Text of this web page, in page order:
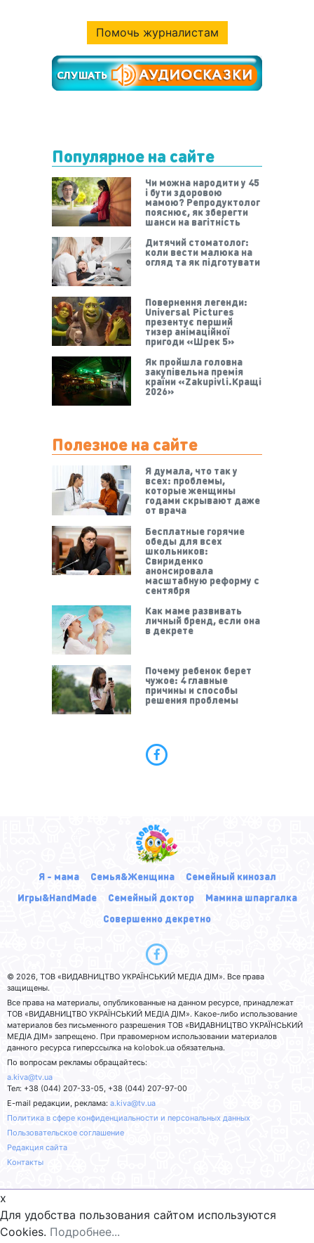
Помочь журналистам
Популярное на сайте
Чи можна народити у 45
і бути здоровою
мамою? Репродуктолог
пояснює, як зберегти
шанси на вагітність
Дитячий стоматолог:
коли вести малюка на
огляд та як підготувати
Повернення легенди:
Universal Pictures
презентує перший
тизер анімаційної
пригоди «Шрек 5»
Як пройшла головна
закупівельна премія
країни «Zakupivli.Кращі
2026»
Полезное на сайте
Я думала, что так у
всех: проблемы,
которые женщины
годами скрывают даже
от врача
Бесплатные горячие
обеды для всех
школьников:
Свириденко
анонсировала
масштабную реформу с
сентября
Как маме развивать
личный бренд, если она
в декрете
Почему ребенок берет
чужое: 4 главные
причины и способы
решения проблемы
Я - мама Семья&Женщина
Семейный кинозал
Игры&HandMade
Семейный доктор
Мамина шпаргалка
Совершенно декретно
© 2026, ТОВ «ВИДАВНИЦТВО УКРАЇНСЬКИЙ МЕДІА ДІМ». Все права
защищены.
Все права на материалы, опубликованные на данном ресурсе, принадлежат
ТОВ «ВИДАВНИЦТВО УКРАЇНСЬКИЙ МЕДІА ДІМ». Какое-либо использование
материалов без письменного разрешения ТОВ «ВИДАВНИЦТВО УКРАЇНСЬКИЙ
МЕДІА ДІМ» запрещено. При правомерном использовании материалов
данного ресурса гиперссылка на kolobok.ua обязательна.
По вопросам рекламы обращайтесь:
a.kiva@tv.ua
Тел: +38 (044) 207-33-05, +38 (044) 207-97-00
E-mail редакции, реклама: a.kiva@tv.ua
Политика в сфере конфиденциальности и персональных данных
Пользовательское соглашение
Редакция сайта
Контакты
x
Для удобства пользования сайтом используются
Cookies. Подробнее...